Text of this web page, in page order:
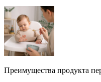
Преимущества продукта